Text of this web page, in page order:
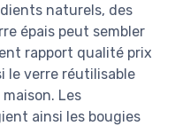
naturels, des
épais peut sembler
rapport qualité prix
le verre réutilisable
Les
ainsi les bougies